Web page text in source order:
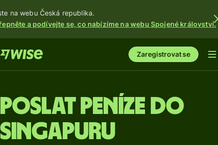
na webu Česká republika.
a podívejte se, co nabízíme na webu Spojené království.
Zaregistrovat se
Poslat peníze do
Singapuru